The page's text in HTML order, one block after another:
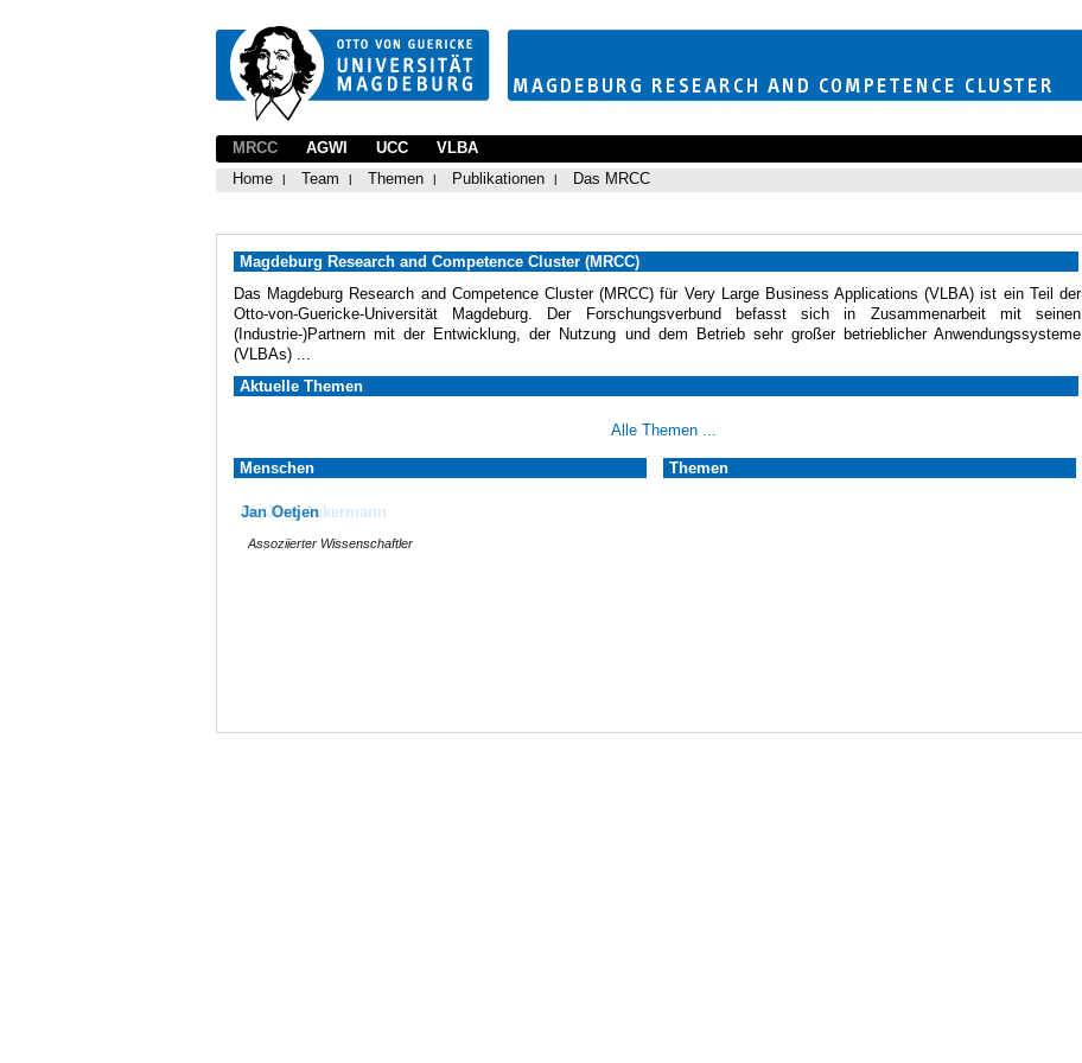
MRCC
Home
Team Themen Publikationen Das MRCC
AGWI UCC VLBA
Magdeburg Research and Competence Cluster (MRCC)
Das Magdeburg Research and Competence Cluster (MRCC) für Very Large Business Applications (VLBA) ist ein Teil der
Otto-von-Guericke-Universität Magdeburg. Der Forschungsverbund befasst sich in Zusammenarbeit mit seinen
(Industrie-)Partnern mit der Entwicklung, der Nutzung und dem Betrieb sehr großer betrieblicher Anwendungssysteme
(VLBAs) ...
Aktuelle Themen
Alle Themen ...
Menschen
Jan Oetjen
Assoziierter Wissenschaftler
Themen